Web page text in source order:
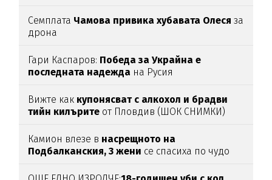
Семплата Чамова привика хубавата Олеся за
дрона
Гари Каспаров: Победа за Украйна е
последната надежда на Русия
Вижте как купонясват с алкохол и брадви
тийн килърите от Пловдив (ШОК СНИМКИ)
Камион влезе в насрещното на
Подбалканския, 3 жени се спасиха по чудо